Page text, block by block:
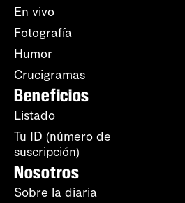
En vivo
Fotografía
Humor
Crucigramas
Beneficios
Listado
Tu ID (número de
suscripción)
Nosotros
Sobre la diaria